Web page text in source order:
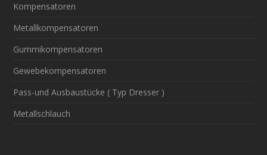
Kompensatoren
Metallkompensatoren
Gummikompensatoren
Gewebekompensatoren
Pass-und Ausbaustücke ( Typ Dresser )
Metallschlauch